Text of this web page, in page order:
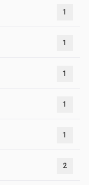
1
1
1
1
1
2